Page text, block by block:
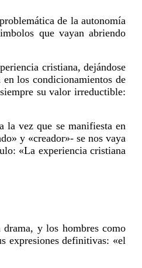
de la autonomía
que vayan abriendo
cristiana, dejándose
los condicionamientos de
su valor irreductible:
la vez que se manifiesta en
y «creador»- se nos vaya
«La experiencia cristiana
y los hombres como
expresiones definitivas: «el